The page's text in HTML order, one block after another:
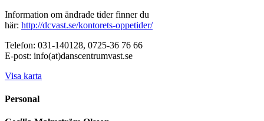
Information om ändrade tider finner du
här: http://dcvast.se/kontorets-oppetider/
Telefon: 031-140128, 0725-36 76 66
E-post: info(at)danscentrumvast.se
Visa karta
Personal